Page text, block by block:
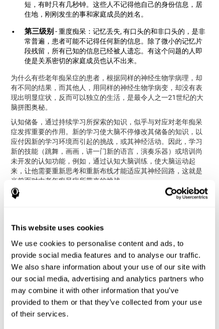
This website uses cookies
We use cookies to personalise content and ads, to
provide social media features and to analyse our traffic.
We also share information about your use of our site with
our social media, advertising and analytics partners who
may combine it with other information that you’ve
provided to them or that they’ve collected from your use
of their services.
短，有时只有几秒钟。这些人不记得他自己的身份信息，居
住地，刚刚发生的事和家庭成员的姓名。
第三级别 - 重度痴呆：记忆丢失, 有口头的和非口头的，是非
常普遍，患者可能不记得任何新的信息。除了微小的记忆片
段残留，所有已知的信息已经被人遗忘。有这个问题的人即
使是关系密切的家庭成员也认不出来。
为什么有些老年痴呆症的患者，根据同样的神经生物学病理，却
有不同的结果，而其他人，用同样的神经生物学病变，却没有表
现出明显症状，反而可以独立的生活，是最令人之一21世纪的大
脑拼图奥秘。
认知储备，通过持续学习所探索的知识，似乎与对应对老年痴呆
症发挥重要的作用。新的学习使大脑不停修改其储备的知识，以
应付因新的学习环境而引起的挑战，或其神经活动。因此，学习
新的技能（跳舞，画画，讲一门新的语言，演奏乐器）或培训尚
未开发的认知功能，例如，通过认知大脑训练，使大脑运动起
来，让他需要重新思考和重新布线才能适应其神经回路，这就是
当前面对由老年痴呆症所带来的挑战。
参考
James Siberski, Evelyn Shatil, Carol Siberski, Margie Eckroth-
Bucher, Aubrey French, Sara Horton, Rachel F. Loefflad, Phillip
Rouse. Computer-Based Cognitive Training for Individuals With
Intellectual and Developmental Disabilities: Pilot Study - The
American Journal of Alzheimer’s Disease & Other Dementias
2014; doi: 10.1177/1533317514539376
Korczyn AD, Peretz C, Aharonson V, et al. - Computer based